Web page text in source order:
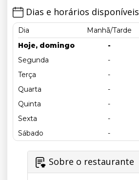
Dias e horários disponíveis
Dia Manhã/Tarde
Hoje, domingo
-
Segunda
-
Terça
-
Quarta
-
Quinta
-
Sexta
-
Sábado
-
Sobre o restaurante